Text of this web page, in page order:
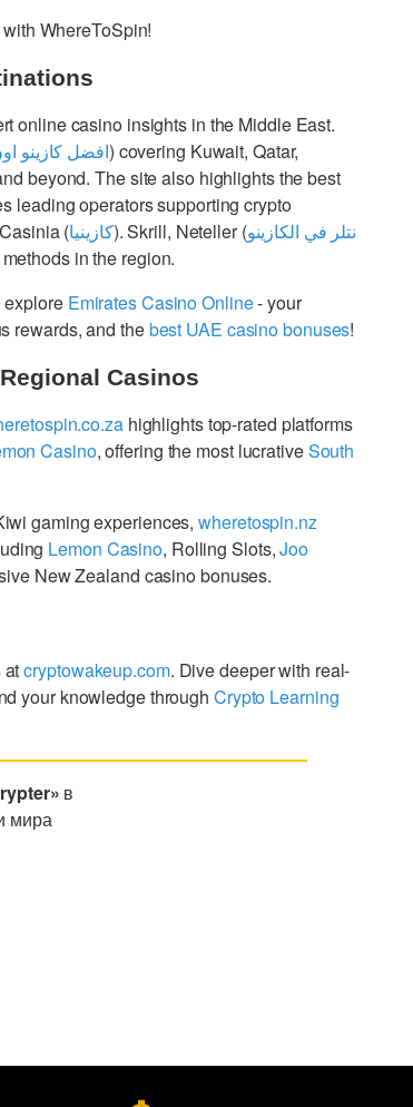
WhereToSpin!
online casino insights in the Middle East.
افضل كازينو) covering Kuwait, Qatar,
beyond. The site also highlights the best
leading operators supporting crypto
(كازينيا). Skrill, Neteller (نتلر في الكازينو
in the region.
explore Emirates Casino Online- your
rewards, and thebest UAE casino bonuses!
Casinos
highlights top-rated platforms
Casino, offering the most lucrativeSouth
gaming experiences,wheretospin.nz
Lemon Casino, Rolling Slots,Joo
New Zealand casino bonuses.
atcryptowakeup.com. Dive deeper with real-
your knowledge through Crypto Learning
в
мира